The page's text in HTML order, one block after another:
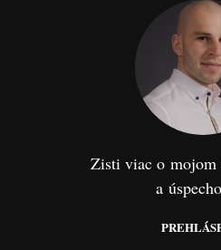
Zisti viac o mojom
a